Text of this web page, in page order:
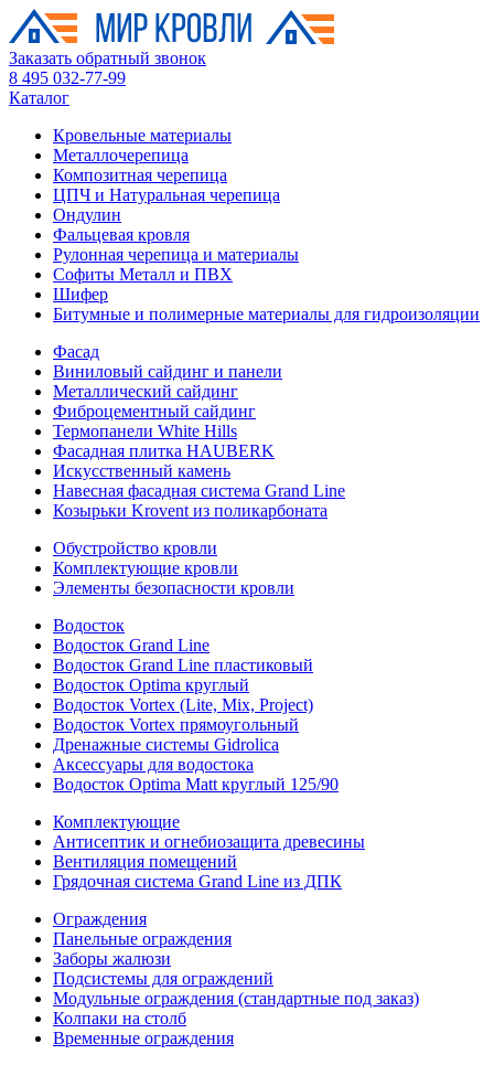
Заказать обратный звонок
8 495 032-77-99
Каталог
Кровельные материалы
Металлочерепица
Композитная черепица
ЦПЧ и Натуральная черепица
Ондулин
Фальцевая кровля
Рулонная черепица и материалы
Софиты Металл и ПВХ
Шифер
Битумные и полимерные материалы для гидроизоляции
Фасад
Виниловый сайдинг и панели
Металлический сайдинг
Фиброцементный сайдинг
Термопанели White Hills
Фасадная плитка HAUBERK
Искусственный камень
Навесная фасадная система Grand Line
Козырьки Krovent из поликарбоната
Обустройство кровли
Комплектующие кровли
Элементы безопасности кровли
Водосток
Водосток Grand Line
Водосток Grand Line пластиковый
Водосток Optima круглый
Водосток Vortex (Lite, Mix, Project)
Водосток Vortex прямоугольный
Дренажные системы Gidrolica
Аксессуары для водостока
Водосток Optima Matt круглый 125/90
Комплектующие
Антисептик и огнебиозащита древесины
Вентиляция помещений
Грядочная система Grand Line из ДПК
Ограждения
Панельные ограждения
Заборы жалюзи
Подсистемы для ограждений
Модульные ограждения (стандартные под заказ)
Колпаки на столб
Временные ограждения